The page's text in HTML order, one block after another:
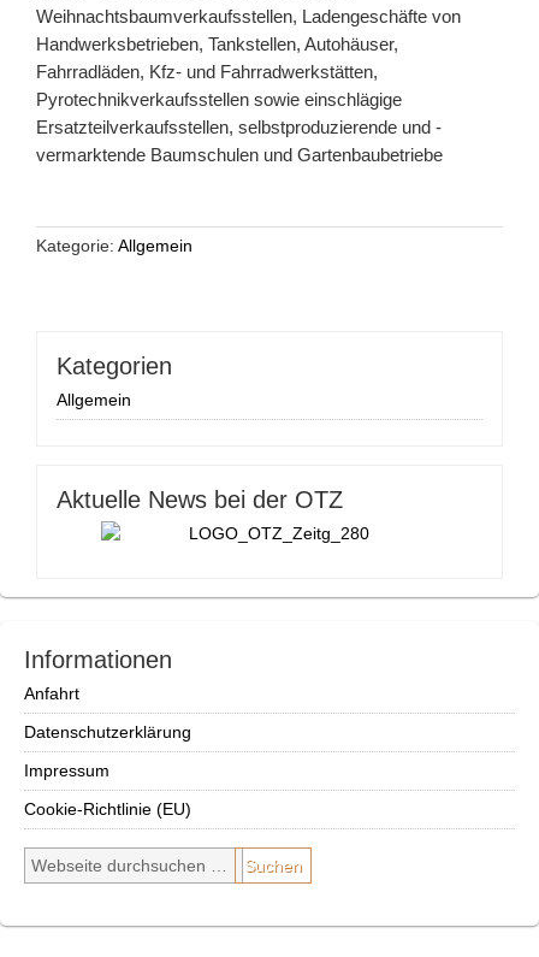
Weihnachtsbaumverkaufsstellen, Ladengeschäfte von
Handwerksbetrieben, Tankstellen, Autohäuser,
Fahrradläden, Kfz- und Fahrradwerkstätten,
Pyrotechnikverkaufsstellen sowie einschlägige
Ersatzteilverkaufsstellen, selbstproduzierende und -
vermarktende Baumschulen und Gartenbaubetriebe
Kategorie: Allgemein
Kategorien
Allgemein
Aktuelle News bei der OTZ
Informationen
Anfahrt
Datenschutzerklärung
Impressum
Cookie-Richtlinie (EU)